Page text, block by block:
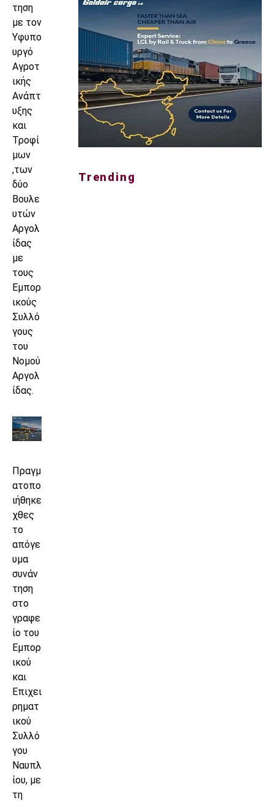
τηση
με τον
Υφυπο
υργό
Αγροτ
ικής
Ανάπτ
υξης
και
Τροφί
μων
,των
δύο
Βουλε
υτών
Αργολ
ίδας
με
τους
Εμπορ
ικούς
Συλλό
γους
του
Νομού
Αργολ
ίδας.
Πραγμ
ατοπο
ιήθηκε
χθες
το
απόγε
υμα
συνάν
τηση
στο
γραφε
ίο του
Εμπορ
ικού
και
Επιχει
ρηματ
ικού
Συλλό
γου
Ναυπλ
ίου, με
τη
Trending